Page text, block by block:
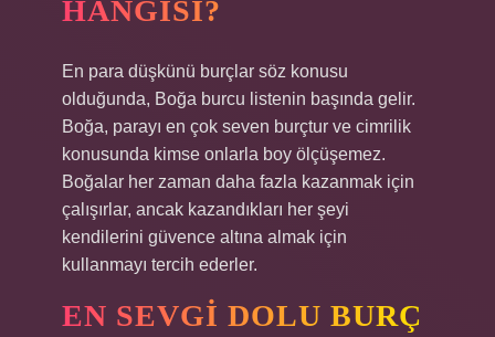
HANGISI?
En para düşkünü burçlar söz konusu
olduğunda, Boğa burcu listenin başında gelir.
Boğa, parayı en çok seven burçtur ve cimrilik
konusunda kimse onlarla boy ölçüşemez.
Boğalar her zaman daha fazla kazanmak için
çalışırlar, ancak kazandıkları her şeyi
kendilerini güvence altına almak için
kullanmayı tercih ederler.
EN SEVGI DOLU BURÇ